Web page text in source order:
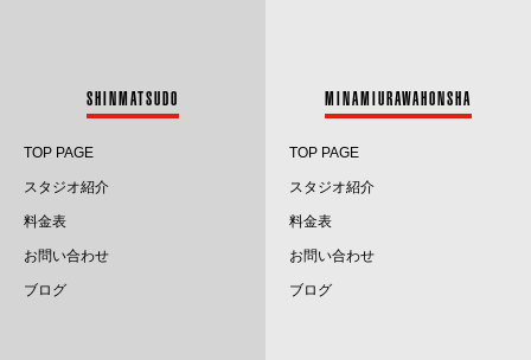
2023.4
SHINMATSUDO
TOP PAGE
スタジオ紹介
料金表
お問い合わせ
ブログ
MINAMIURAWAHONSHA
TOP PAGE
スタジオ紹介
料金表
お問い合わせ
ブログ